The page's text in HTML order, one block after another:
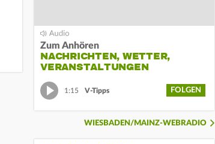
Zum Anhören
NACHRICHTEN, WETTER,
VERANSTALTUNGEN
1:15 V-Tipps FOLGEN
WIESBADEN/MAINZ-WEBRADIO